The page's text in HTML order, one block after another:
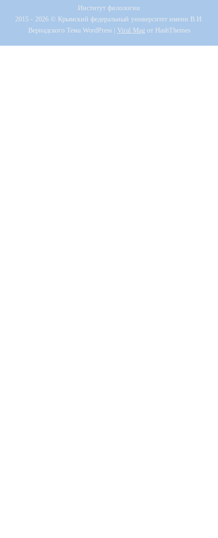
Институт филологии
2015 - 2026 © Крымский федеральный университет имени В.И.
ВернадскогоТема WordPress | Viral Mag от HashThemes